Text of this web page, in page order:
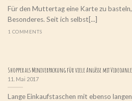
Für den Muttertag eine Karte zu
Besonderes. Seit ich selbst[...]
1 COMMENTS
Shopper als Miniverpackung für viele Anlässe mit
11. Mai 2017
Lange Einkaufstaschen mit ebenso